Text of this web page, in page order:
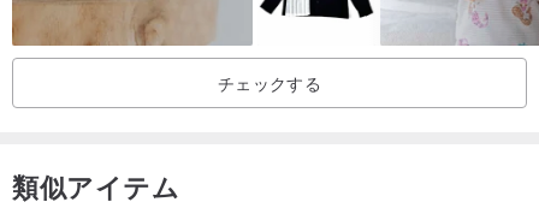
ピュアハンドメイド＋通気性と吸汗性
私たちは手作りの服を愛する人々のグループです
チェックする
類似アイテム